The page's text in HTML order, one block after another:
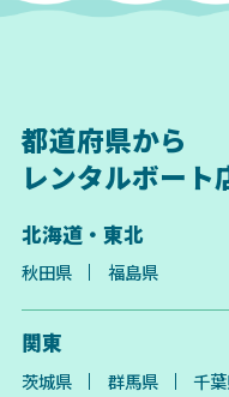
都道府県から
レンタルボート
北海道・東北
秋田県 福島県
関東
茨城県 群馬県 千